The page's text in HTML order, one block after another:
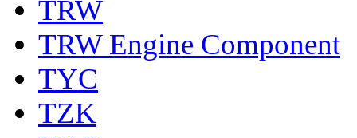
TRW
TRW Engine Component
TYC
TZK